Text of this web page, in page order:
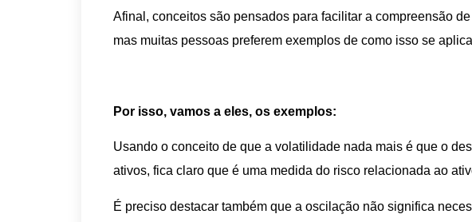
Afinal, conceitos são pensados para facilitar a compreensão
mas muitas pessoas preferem exemplos de como isso se
Por isso, vamos a eles, os exemplos:
Usando o conceito de que a volatilidade nada mais é que o
ativos, fica claro que é uma medida do risco relacionada ao
É preciso destacar também que a oscilação não significa